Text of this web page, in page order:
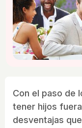
Con el paso de
tener hijos
desventajas